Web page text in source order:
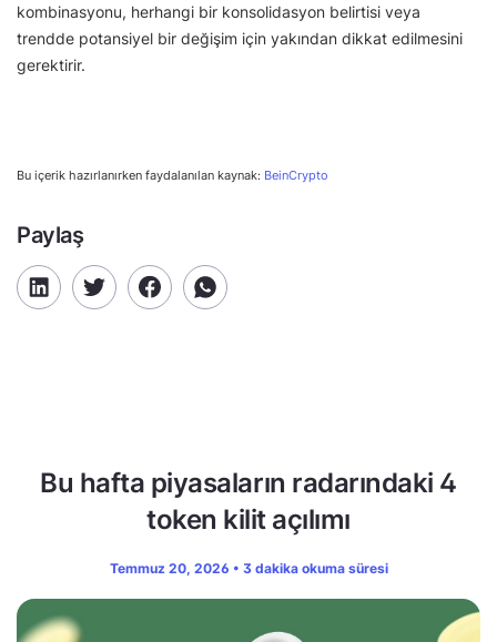
kombinasyonu, herhangi bir konsolidasyon belirtisi veya
trendde potansiyel bir değişim için yakından dikkat edilmesini
gerektirir.
Bu içerik hazırlanırken faydalanılan kaynak: BeinCrypto
Paylaş
Bu hafta piyasaların radarındaki 4
token kilit açılımı
Temmuz 20, 2026 • 3 dakika okuma süresi